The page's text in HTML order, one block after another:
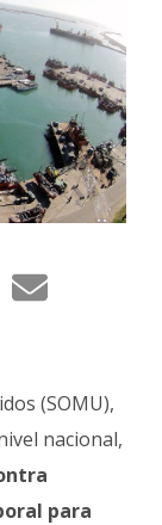
(SOMU),
nacional,
para